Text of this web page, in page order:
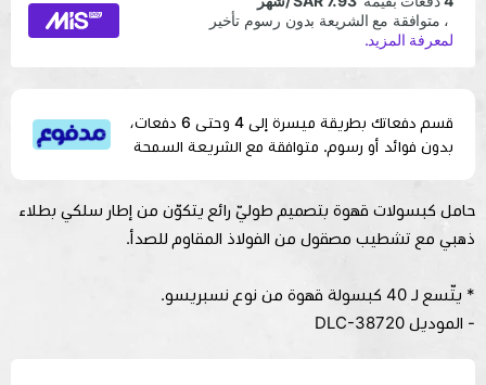
قسم دفعاتك بطريقة ميسرة إلى 4 وحتى 6 دفعات،
بدون فوائد أو رسوم. متوافقة مع الشريعة السمحة
حامل كبسولات قهوة بتصميم طوليّ رائع يتكوّن من إطار سلكي بطلاء
ذهبي مع تشطيب مصقول من الفولاذ المقاوم للصدأ.
* يتّسع لـ 40 كبسولة قهوة من نوع نسبريسو.
- الموديل DLC-38720